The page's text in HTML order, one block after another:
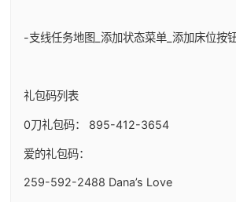
-支线任务地图_添加状态菜单_添加床位按
礼包码列表
0刀礼包码： 895-412-3654
爱的礼包码：
259-592-2488 Dana’s Love